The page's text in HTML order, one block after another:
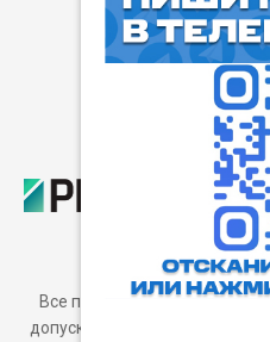
Все права защищены. Любое
допускается только с